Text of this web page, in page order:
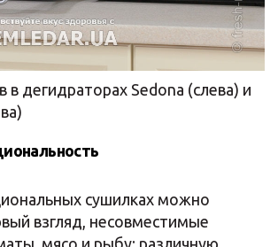
в дегидраторах Sedona (слева) и
сушилках можно
взгляд, несовместимые
мясо и рыбу; различную